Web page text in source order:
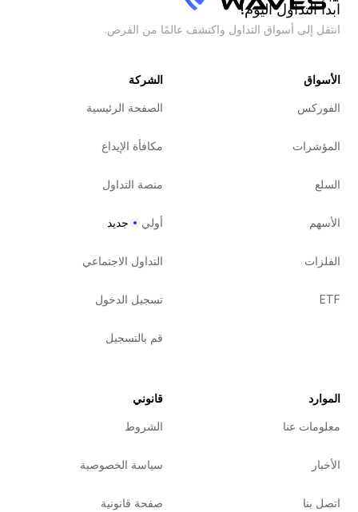
ابدأ التداول اليوم!
انتقل إلى أسواق التداول واكتشف عالمًا من الفرص.
الأسواق
الفوركس
المؤشرات
السلع
الأسهم
الفلزات
ETF
الشركة
الصفحة الرئيسية
مكافأة الإيداع
منصة التداول
أولي جديد
التداول الاجتماعي
تسجيل الدخول
قم بالتسجيل
الموارد
معلومات عنا
الأخبار
اتصل بنا
قانوني
الشروط
سياسة الخصوصية
صفحة قانونية